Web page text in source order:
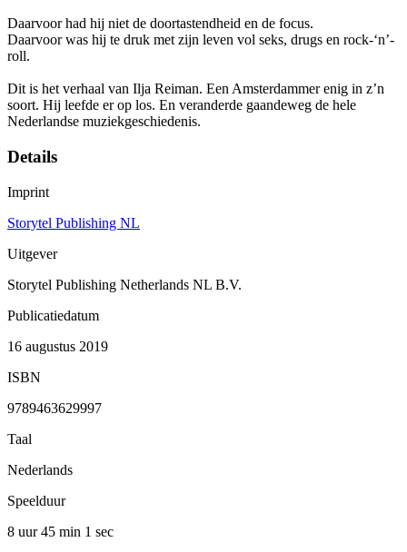
Daarvoor had hij niet de doortastendheid en de focus.
Daarvoor was hij te druk met zijn leven vol seks, drugs en rock-‘n’-
roll.
Dit is het verhaal van Ilja Reiman. Een Amsterdammer enig in z’n
soort. Hij leefde er op los. En veranderde gaandeweg de hele
Nederlandse muziekgeschiedenis.
Details
Imprint
Storytel Publishing NL
Uitgever
Storytel Publishing Netherlands NL B.V.
Publicatiedatum
16 augustus 2019
ISBN
9789463629997
Taal
Nederlands
Speelduur
8 uur 45 min 1 sec